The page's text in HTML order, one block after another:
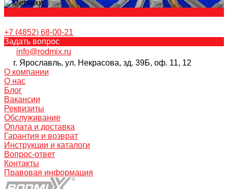
+7 (4852) 68-00-21
Задать вопрос
info@rodmix.ru
г. Ярославль, ул. Некрасова, зд. 39Б, оф. 11, 12
О компании
О нас
Блог
Вакансии
Реквизиты
Обслуживание
Оплата и доставка
Гарантия и возврат
Инструкции и каталоги
Вопрос-ответ
Контакты
Правовая информация